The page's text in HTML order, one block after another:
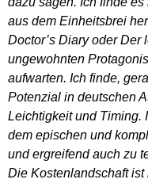
aus dem Einheitsbrei
Doctor’s Diary oder Der
ungewohnten
aufwarten. Ich finde,
Potenzial in deutschen
Leichtigkeit und Timing.
dem epischen und
und ergreifend auch zu
Die Kostenlandschaft